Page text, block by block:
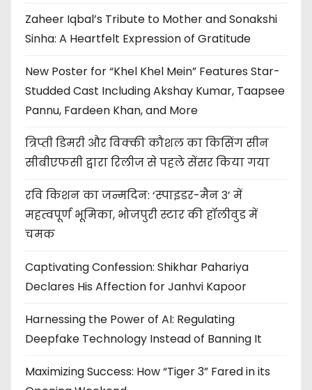
Zaheer Iqbal’s Tribute to Mother and Sonakshi
Sinha: A Heartfelt Expression of Gratitude
New Poster for “Khel Khel Mein” Features Star-
Studded Cast Including Akshay Kumar, Taapsee
Pannu, Fardeen Khan, and More
त्रिप्ती डिमरी और विक्की कौशल का किसिंग सीन
सीबीएफसी द्वारा रिलीज से पहले सेंसर किया गया
रवि किशन का जन्मदिन: ‘स्पाइडर-मैन 3’ में
महत्वपूर्ण भूमिका, भोजपुरी स्टार की हॉलीवुड में
चमक
Captivating Confession: Shikhar Pahariya
Declares His Affection for Janhvi Kapoor
Harnessing the Power of AI: Regulating
Deepfake Technology Instead of Banning It
Maximizing Success: How “Tiger 3” Fared in its